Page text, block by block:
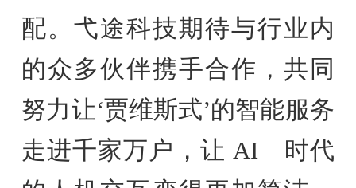
配。弋途科技期待与行业内
的众多伙伴携手合作，共同
努力让‘贾维斯式’的智能服务
走进千家万户，让 AI 时代